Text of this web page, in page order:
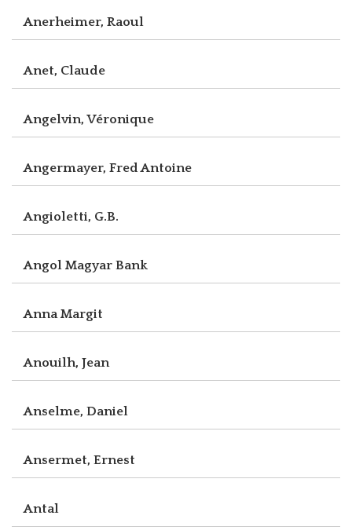
Anerheimer, Raoul
Anet, Claude
Angelvin, Véronique
Angermayer, Fred Antoine
Angioletti, G.B.
Angol Magyar Bank
Anna Margit
Anouilh, Jean
Anselme, Daniel
Ansermet, Ernest
Antal